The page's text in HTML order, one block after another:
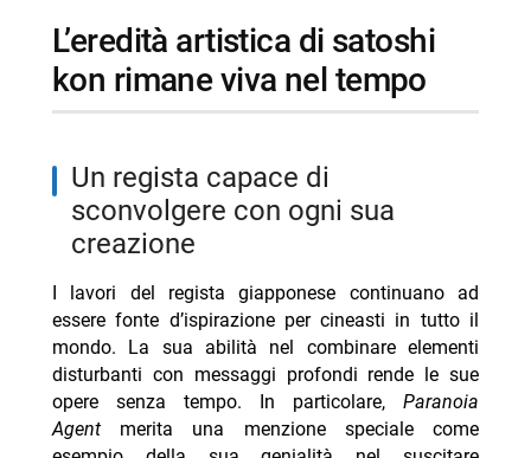
l’eredità artistica di satoshi
kon rimane viva nel tempo
un regista capace di
sconvolgere con ogni sua
creazione
I lavori del regista giapponese continuano ad
essere fonte d’ispirazione per cineasti in tutto il
mondo. La sua abilità nel combinare elementi
disturbanti con messaggi profondi rende le sue
opere senza tempo. In particolare,Paranoia
Agentmerita una menzione speciale come